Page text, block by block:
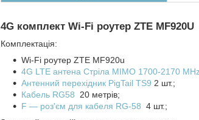
4G комплект Wi-Fi роутер ZTE
Комплектація:
Wi-Fi роутер ZTE MF920u
4G LTE антена Стріла MIMO 1700-2170
Антенний перехідник PigTail TS9 2 шт.;
Кабель RG58 20 метрів;
F — роз'єм для кабеля RG-58 4 шт.;